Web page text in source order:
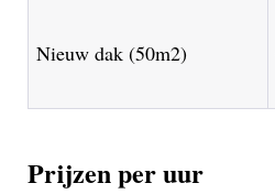
Nieuw dak (50m2)
Prijzen per uur